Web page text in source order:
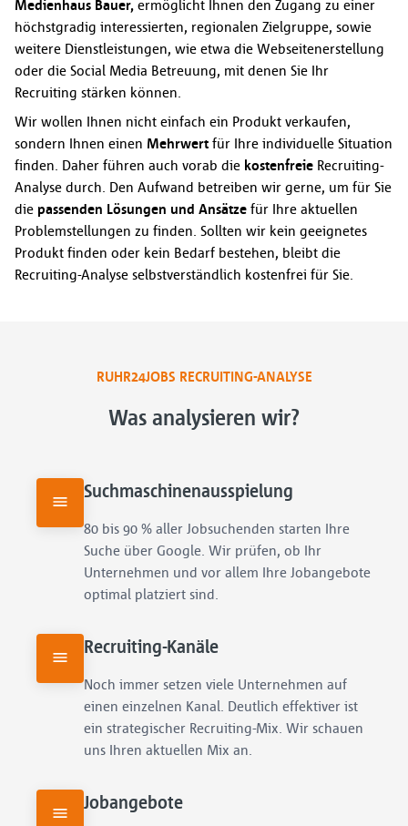
Medienhaus Bauer, ermöglicht Ihnen den Zugang zu einer
höchstgradig interessierten, regionalen Zielgruppe, sowie
weitere Dienstleistungen, wie etwa die Webseitenerstellung
oder die Social Media Betreuung, mit denen Sie Ihr
Recruiting stärken können.
Wir wollen Ihnen nicht einfach ein Produkt verkaufen,
sondern Ihnen einen Mehrwert für Ihre individuelle Situation
finden. Daher führen auch vorab die kostenfreie Recruiting-
Analyse durch. Den Aufwand betreiben wir gerne, um für Sie
die passenden Lösungen und Ansätze für Ihre aktuellen
Problemstellungen zu finden. Sollten wir kein geeignetes
Produkt finden oder kein Bedarf bestehen, bleibt die
Recruiting-Analyse selbstverständlich kostenfrei für Sie.
RUHR24JOBS RECRUITING-ANALYSE
Was analysieren wir?
Suchmaschinenausspielung
80 bis 90 % aller Jobsuchenden starten Ihre
Suche über Google. Wir prüfen, ob Ihr
Unternehmen und vor allem Ihre Jobangebote
optimal platziert sind.
Recruiting-Kanäle
Noch immer setzen viele Unternehmen auf
einen einzelnen Kanal. Deutlich effektiver ist
ein strategischer Recruiting-Mix. Wir schauen
uns Ihren aktuellen Mix an.
Jobangebote